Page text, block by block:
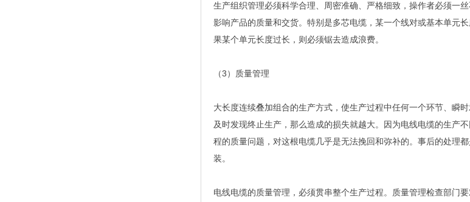
生产组织管理必须科学合理、周密准确、严格细致，操作者必须一
影响产品的质量和交货。特别是多芯电缆，某一个线对或基本单元
果某个单元长度过长，则必须锯去造成浪费。
（3）质量管理
大长度连续叠加组合的生产方式，使生产过程中任何一个环节、瞬
及时发现终止生产，那么造成的损失就越大。因为电线电缆的生产
程的质量问题，对这根电缆几乎是无法挽回和弥补的。事后的处理
装。
电线电缆的质量管理，必须贯串整个生产过程。质量管理检查部门